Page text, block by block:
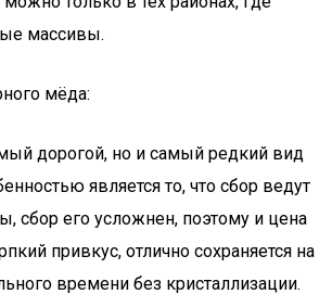
массивы.
мёда:
дорогой, но и самый редкий вид
является то, что сбор ведут
сбор его усложнен, поэтому и цена
привкус, отлично сохраняется на
времени без кристаллизации.